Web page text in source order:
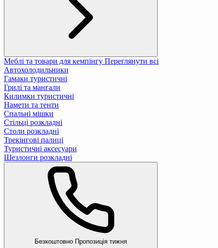
Меблі та товари для кемпінгу Переглянути всі
Автохолодильники
Гамаки туристичні
Грилі та мангали
Килимки туристичні
Намети та тенти
Спальні мішки
Стільці розкладні
Столи розкладні
Трекінгові палиці
Туристичні аксесуари
Шезлонги розкладні
Безкоштовно Пропозиція тижня